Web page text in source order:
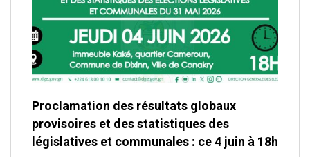
Proclamation des résultats globaux
provisoires et des statistiques des
législatives et communales : ce 4 juin à 18h